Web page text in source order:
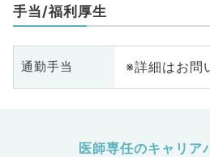
手当/福利厚生
通勤手当 ※詳細はお問
医師専任のキャリア